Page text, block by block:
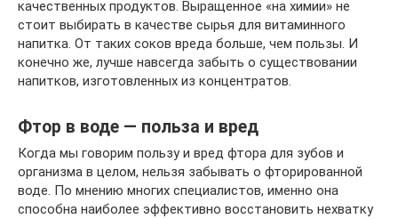
качественных продуктов. Выращенное «на химии» не
стоит выбирать в качестве сырья для витаминного
напитка. От таких соков вреда больше, чем пользы. И
конечно же, лучше навсегда забыть о существовании
напитков, изготовленных из концентратов.
Фтор в воде — польза и вред
Когда мы говорим пользу и вред фтора для зубов и
организма в целом, нельзя забывать о фторированной
воде. По мнению многих специалистов, именно она
способна наиболее эффективно восстановить нехватку